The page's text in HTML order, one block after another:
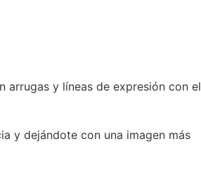
arrugas y líneas de expresión con el
y dejándote con una imagen más